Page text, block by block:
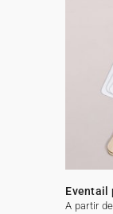
Eventail
A partir